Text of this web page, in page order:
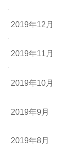
2019年12月
2019年11月
2019年10月
2019年9月
2019年8月